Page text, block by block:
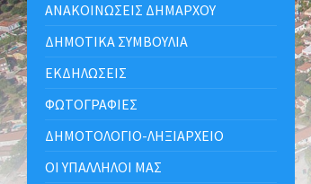
ΑΝΑΚΟΙΝΩΣΕΙΣ ΔΗΜΑΡΧΟΥ
ΔΗΜΟΤΙΚΆ ΣΥΜΒΟΎΛΙΑ
ΕΚΔΗΛΏΣΕΙΣ
ΦΩΤΟΓΡΑΦΊΕΣ
ΔΗΜΟΤΟΛΌΓΙΟ-ΛΗΞΙΑΡΧΕΊΟ
ΟΙ ΥΠΆΛΛΗΛΟΙ ΜΑΣ